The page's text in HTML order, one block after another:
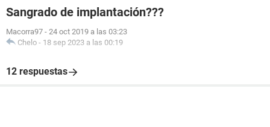
Sangrado de implantación???
Macorra97 - 24 oct 2019 a las 03:23
Chelo - 18 sep 2023 a las 00:19
12 respuestas